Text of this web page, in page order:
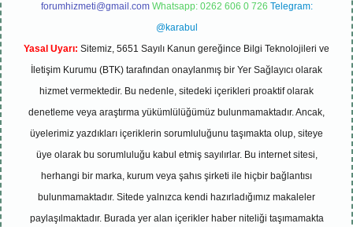
forumhizmeti@gmail.com Whatsapp: 0262 606 0 726 Telegram:
@karabul
Yasal Uyarı: Sitemiz, 5651 Sayılı Kanun gereğince Bilgi Teknolojileri ve
İletişim Kurumu (BTK) tarafından onaylanmış bir Yer Sağlayıcı olarak
hizmet vermektedir. Bu nedenle, sitedeki içerikleri proaktif olarak
denetleme veya araştırma yükümlülüğümüz bulunmamaktadır. Ancak,
üyelerimiz yazdıkları içeriklerin sorumluluğunu taşımakta olup, siteye
üye olarak bu sorumluluğu kabul etmiş sayılırlar. Bu internet sitesi,
herhangi bir marka, kurum veya şahıs şirketi ile hiçbir bağlantısı
bulunmamaktadır. Sitede yalnızca kendi hazırladığımız makaleler
paylaşılmaktadır. Burada yer alan içerikler haber niteliği taşımamakta